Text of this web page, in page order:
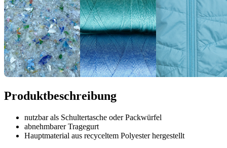
Produktbeschreibung
nutzbar als Schultertasche oder Packwürfel
abnehmbarer Tragegurt
Hauptmaterial aus recyceltem Polyester hergestellt